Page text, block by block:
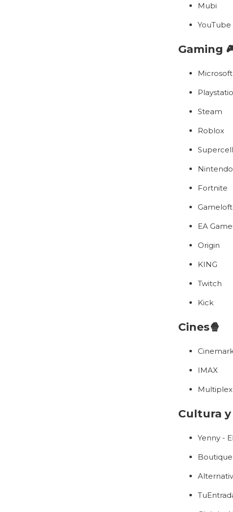
Mubi
Gaming
Steam
Roblox
Supercell
Nintendo
Fortnite
Gameloft
EA
Origin
KING
Twitch
Kick
Cines🍿
IMAX
Multiplex
Cultura
Yenny -